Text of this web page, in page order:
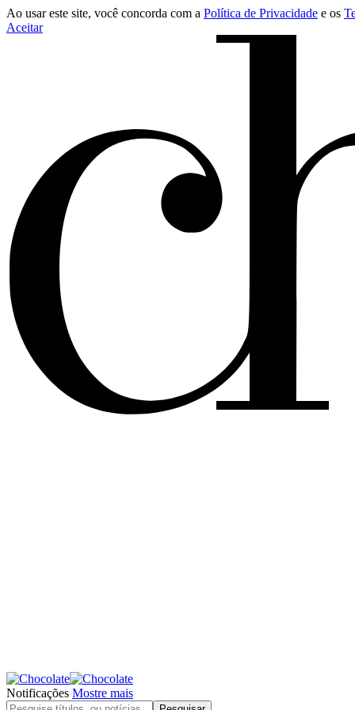
Ao usar este site, você concorda com a Política de Privacidade e os
Aceitar
Notificações Mostre mais